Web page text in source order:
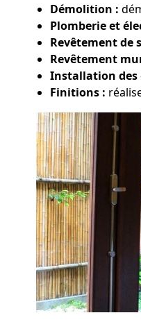
Démolition :
Plomberie et
Revêtement de
Revêtement
Installation des
Finitions :